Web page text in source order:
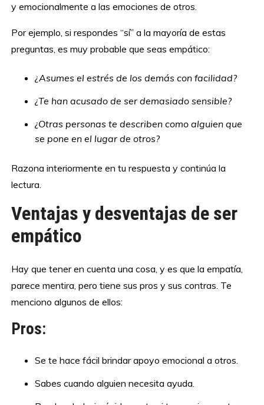
y emocionalmente a las emociones de otros.
Por ejemplo, si respondes “sí” a la mayoría de estas
preguntas, es muy probable que seas empático:
¿Asumes el estrés de los demás con facilidad?
¿Te han acusado de ser demasiado sensible?
¿Otras personas te describen como alguien que
se pone en el lugar de otros?
Razona interiormente en tu respuesta y continúa la
lectura.
Ventajas y desventajas de ser
empático
Hay que tener en cuenta una cosa, y es que la empatía,
parece mentira, pero tiene sus pros y sus contras. Te
menciono algunos de ellos:
Pros:
Se te hace fácil brindar apoyo emocional a otros.
Sabes cuando alguien necesita ayuda.